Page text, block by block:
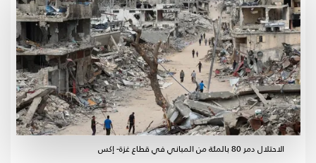
الاحتلال دمر 80 بالمئة من المباني في قطاع غزة- إكس